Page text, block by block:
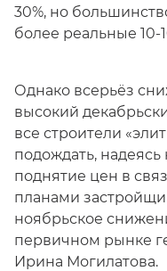
30%, но
более реальные 10-
Однако всерьёз
высокий
все строители
подождать, надеясь
поднятие цен в
планами
ноябрьское
первичном рынке
Ирина Могилатова.